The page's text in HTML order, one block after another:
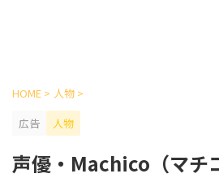
HOME > 人物 >
広告
人物
声優・Machico（マチ